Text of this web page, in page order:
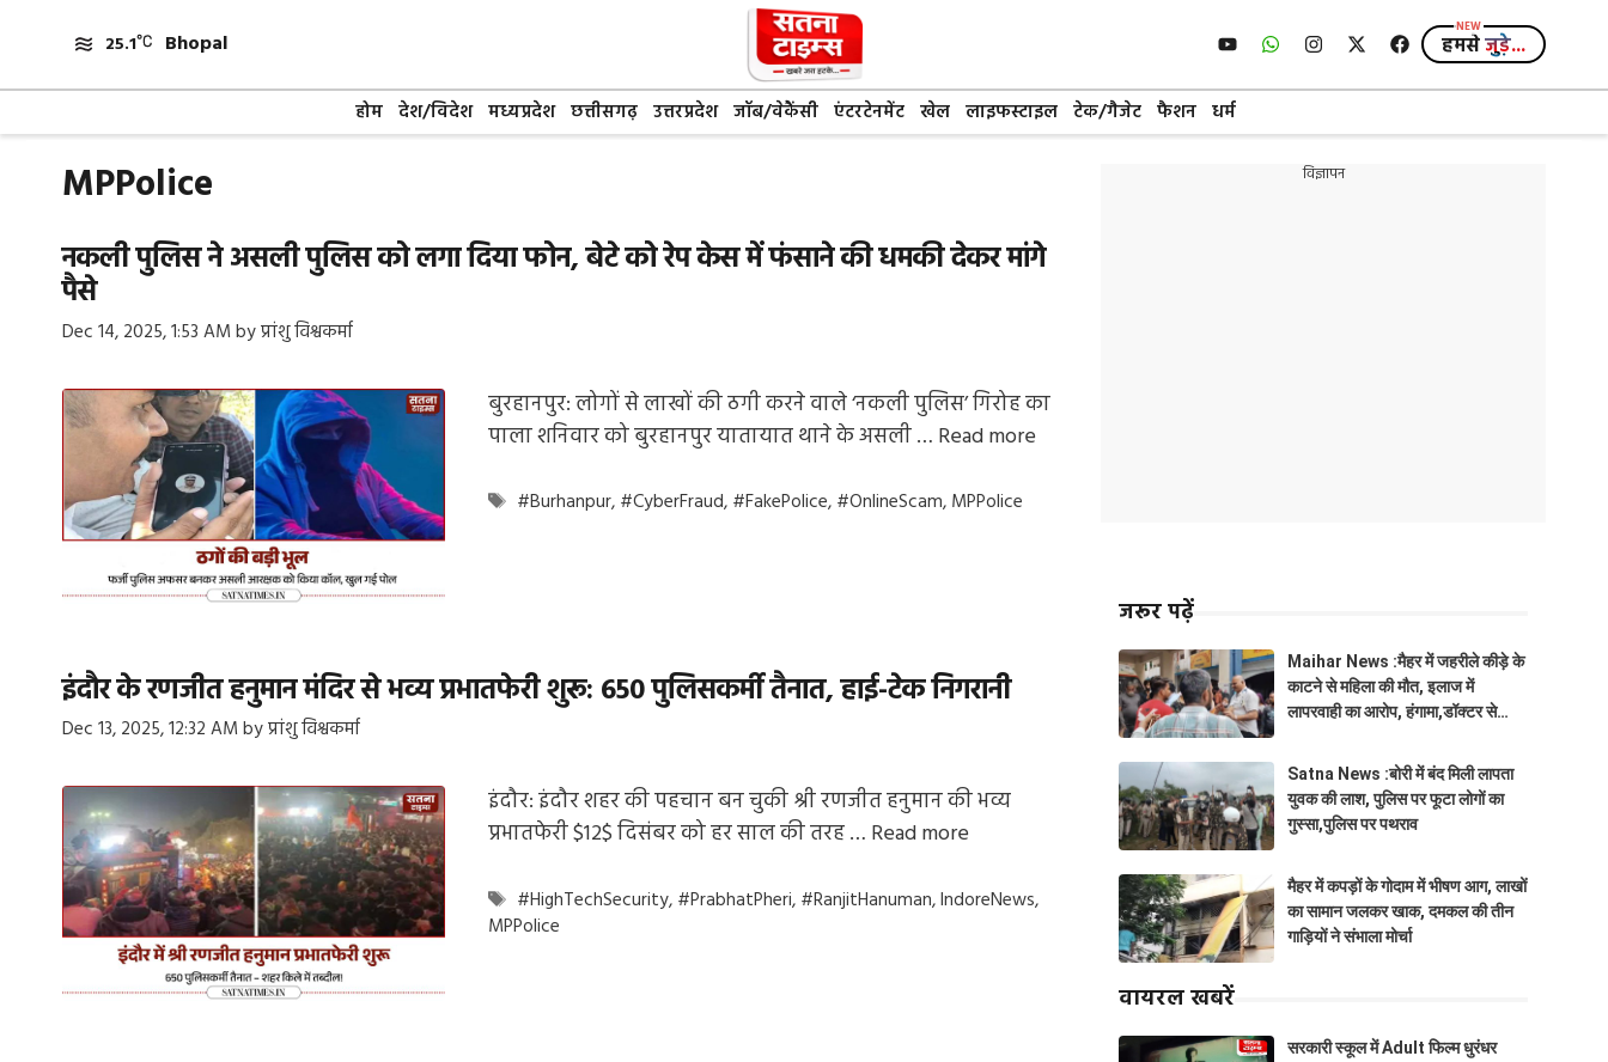
content
25.1 Bhopal हमसेजुड़े...
होम देश/विदेश मध्यप्रदेश छत्तीसगढ़ उत्तरप्रदेश जॉब/वेकैंसी एंटरटेनमेंट खेल लाइफस्टाइल टेक/गैजेट फैशन धर्म
MPPolice
नकली पुलिस ने असली पुलिस को लगा दिया फोन, बेटे को रेप केस में फंसाने की धमकी देकर मांगे
पैसे
Dec 14, 2025, 1:53 AM byप्रांशु विश्वकर्मा
बुरहानपुर: लोगों से लाखों की ठगी करने वाले ‘नकली पुलिस’ गिरोह का
पाला शनिवार को बुरहानपुर यातायात थाने के असली … Read more
Tags
#Burhanpur, #CyberFraud, #FakePolice, #OnlineScam, MPPolice
इंदौर के रणजीत हनुमान मंदिर से भव्य प्रभातफेरी शुरू: 650 पुलिसकर्मी तैनात, हाई-टेक निगरानी
Dec 13, 2025, 12:32 AM byप्रांशु विश्वकर्मा
इंदौर: इंदौर शहर की पहचान बन चुकी श्री रणजीत हनुमान की भव्य
प्रभातफेरी $12$ दिसंबर को हर साल की तरह … Read more
Tags
#HighTechSecurity, #PrabhatPheri, #RanjitHanuman,IndoreNews,
MPPolice
विज्ञापन
जरूर पढ़ें
Maihar News :मैहर में जहरीले कीड़े के
काटने से महिला की मौत, इलाज में
लापरवाही का आरोप, हंगामा,डॉक्टर से
Satna News :बोरी में बंद मिली लापता
युवक की लाश, पुलिस पर फूटा लोगों का
गुस्सा,पुलिस पर पथराव
मैहर में कपड़ों के गोदाम में भीषण आग, लाखों
का सामान जलकर खाक, दमकल की तीन
गाड़ियों ने संभाला मोर्चा
वायरल खबरें
सरकारी स्कूल में Adult फिल्म धुरंधर